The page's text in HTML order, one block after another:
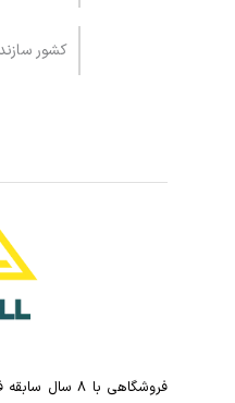
کشور
فروشگاهی با 8